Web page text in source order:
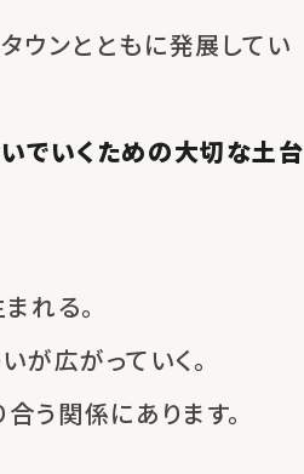
ウンとともに発展してい
でいくための大切な土台
れる。
が広がっていく。
う関係にあります。